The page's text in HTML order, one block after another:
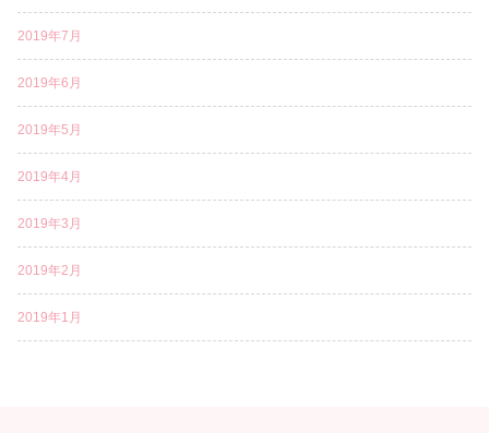
2019年7月
2019年6月
2019年5月
2019年4月
2019年3月
2019年2月
2019年1月